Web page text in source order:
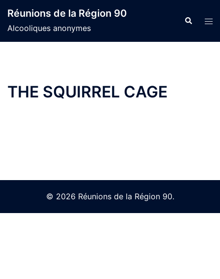
content
Réunions de la Région 90
Alcooliques anonymes
Search
THE SQUIRREL CAGE
© 2026 Réunions de la Région 90.